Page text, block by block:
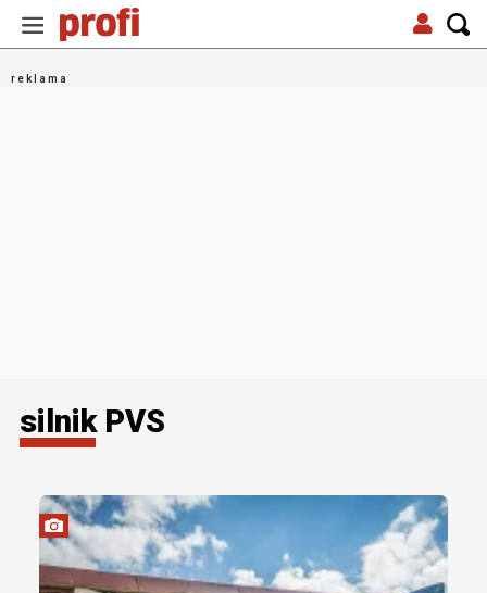
silnik PVS